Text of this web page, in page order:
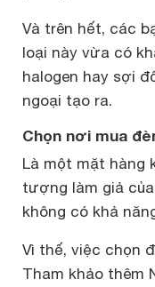
Và trên hết, các
loại này vừa có
halogen hay sợi
ngoại tạo ra.
Chọn nơi mua
Là một mặt hàng
tượng làm giả
không có khả
Vì thế, việc chọn
Tham khảo thêm